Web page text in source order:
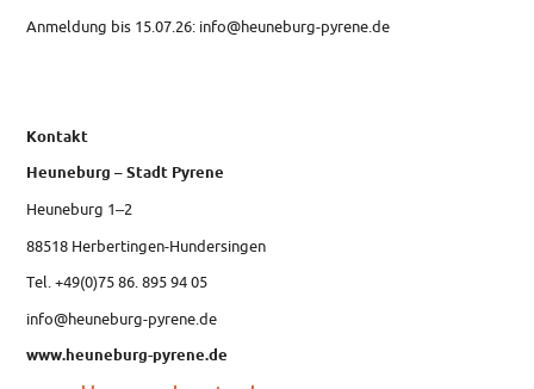
Anmeldung bis 15.07.26: info@heuneburg-pyrene.de
Kontakt
Heuneburg – Stadt Pyrene
Heuneburg 1‒2
88518 Herbertingen-Hundersingen
Tel. +49(0)75 86. 895 94 05
info@heuneburg-pyrene.de
www.heuneburg-pyrene.de